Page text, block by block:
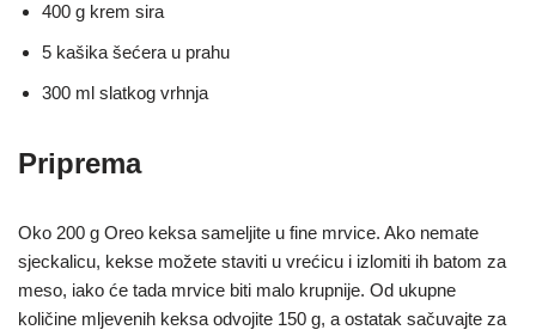
400 g krem sira
5 kašika šećera u prahu
300 ml slatkog vrhnja
Priprema
Oko 200 g Oreo keksa sameljite u fine mrvice. Ako nemate
sjeckalicu, kekse možete staviti u vrećicu i izlomiti ih batom za
meso, iako će tada mrvice biti malo krupnije. Od ukupne
količine mljevenih keksa odvojite 150 g, a ostatak sačuvajte za